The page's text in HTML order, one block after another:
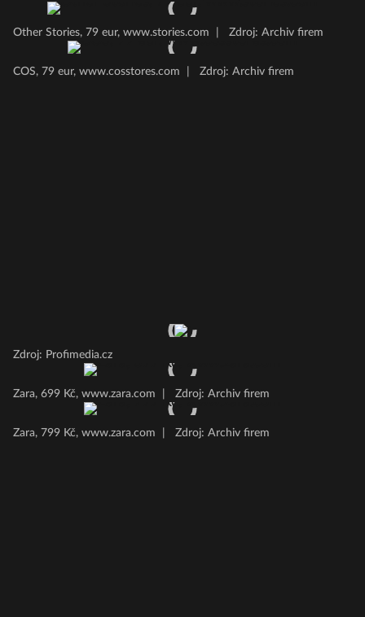
Other Stories, 79 eur, www.stories.com Zdroj: Archiv firem
COS, 79 eur, www.cosstores.com Zdroj: Archiv firem
Zdroj: Profimedia.cz
Zara, 699 Kč, www.zara.com Zdroj: Archiv firem
Zara, 799 Kč, www.zara.com Zdroj: Archiv firem